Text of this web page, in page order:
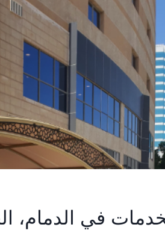
في الدمام،